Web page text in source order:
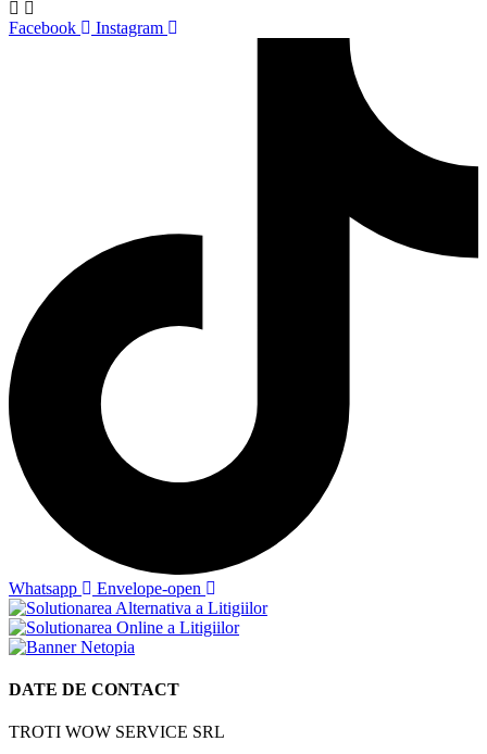
Facebook Instagram
Whatsapp Envelope-open
DATE DE CONTACT
TROTI WOW SERVICE SRL